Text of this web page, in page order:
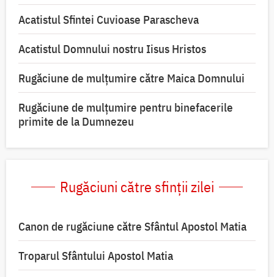
Acatistul Sfintei Cuvioase Parascheva
Acatistul Domnului nostru Iisus Hristos
Rugăciune de mulţumire către Maica Domnului
Rugăciune de mulțumire pentru binefacerile
primite de la Dumnezeu
Rugăciuni către sfinții zilei
Canon de rugăciune către Sfântul Apostol Matia
Troparul Sfântului Apostol Matia